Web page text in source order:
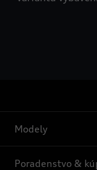
Modely
Poradenstvo &